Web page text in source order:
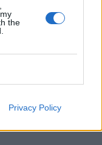
the
Privacy Policy
Final Fantasy IV –